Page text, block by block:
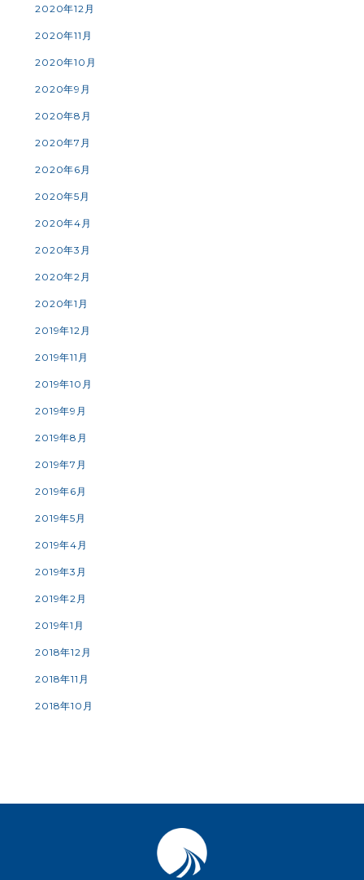
2020年12月
2020年11月
2020年10月
2020年9月
2020年8月
2020年7月
2020年6月
2020年5月
2020年4月
2020年3月
2020年2月
2020年1月
2019年12月
2019年11月
2019年10月
2019年9月
2019年8月
2019年7月
2019年6月
2019年5月
2019年4月
2019年3月
2019年2月
2019年1月
2018年12月
2018年11月
2018年10月